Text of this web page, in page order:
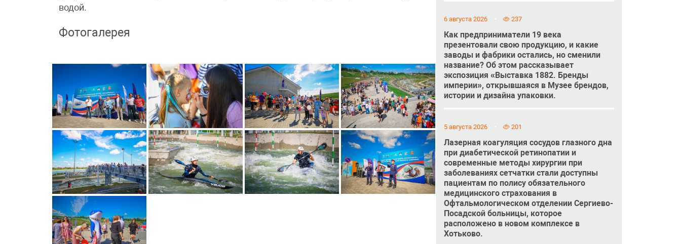
водой.
Фотогалерея
6 августа 2026 237
Как предприниматели 19 века
презентовали свою продукцию, и какие
заводы и фабрики остались, но сменили
название? Об этом рассказывает
экспозиция «Выставка 1882. Бренды
империи», открывшаяся в Музее брендов,
истории и дизайна упаковки.
5 августа 2026 201
Лазерная коагуляция сосудов глазного дна
при диабетической ретинопатии и
современные методы хирургии при
заболеваниях сетчатки стали доступны
пациентам по полису обязательного
медицинского страхования в
Офтальмологическом отделении Сергиево-
Посадской больницы, которое
расположено в новом комплексе в
Хотьково.